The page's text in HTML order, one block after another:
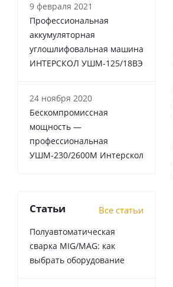
9 февраля 2021
Профессиональная
аккумуляторная
углошлифовальная машина
ИНТЕРСКОЛ УШМ-125/18ВЭ
24 ноября 2020
Бескомпромиссная
мощность —
профессиональная
УШМ-230/2600М Интерскол
Статьи Все статьи
Полуавтоматическая
сварка MIG/MAG: как
выбрать оборудование